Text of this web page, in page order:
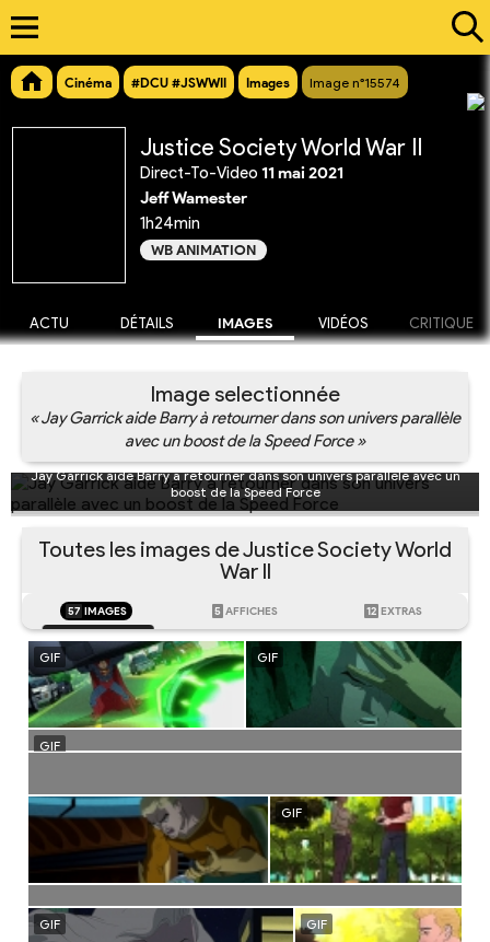
Cinéma #DCU #JSWWII Images Image n°15574
Justice Society World War II
Direct-To-Video 11 mai 2021
Jeff Wamester
1h24min
WB ANIMATION
ACTU DÉTAILS IMAGES VIDÉOS CRITIQUE
Image selectionnée
« Jay Garrick aide Barry à retourner dans son univers parallèle
avec un boost de la Speed Force »
Jay Garrick aide Barry à retourner dans son univers parallèle avec un
boost de la Speed Force
Toutes les images de Justice Society World
War II
57 IMAGES 5 AFFICHES 12 EXTRAS